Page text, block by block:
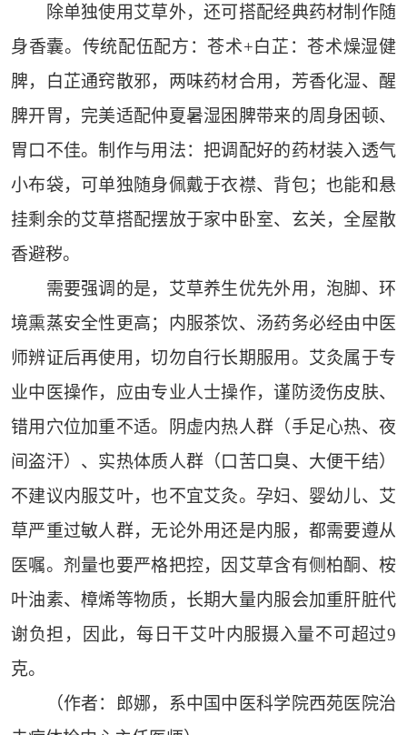
除单独使用艾草外，还可搭配经典药材制作随
身香囊。传统配伍配方：苍术+白芷：苍术燥湿健
脾，白芷通窍散邪，两味药材合用，芳香化湿、醒
脾开胃，完美适配仲夏暑湿困脾带来的周身困顿、
胃口不佳。制作与用法：把调配好的药材装入透气
小布袋，可单独随身佩戴于衣襟、背包；也能和悬
挂剩余的艾草搭配摆放于家中卧室、玄关，全屋散
香避秽。
需要强调的是，艾草养生优先外用，泡脚、环
境熏蒸安全性更高；内服茶饮、汤药务必经由中医
师辨证后再使用，切勿自行长期服用。艾灸属于专
业中医操作，应由专业人士操作，谨防烫伤皮肤、
错用穴位加重不适。阴虚内热人群（手足心热、夜
间盗汗）、实热体质人群（口苦口臭、大便干结）
不建议内服艾叶，也不宜艾灸。孕妇、婴幼儿、艾
草严重过敏人群，无论外用还是内服，都需要遵从
医嘱。剂量也要严格把控，因艾草含有侧柏酮、桉
叶油素、樟烯等物质，长期大量内服会加重肝脏代
谢负担，因此，每日干艾叶内服摄入量不可超过9
克。
（作者：郎娜，系中国中医科学院西苑医院治